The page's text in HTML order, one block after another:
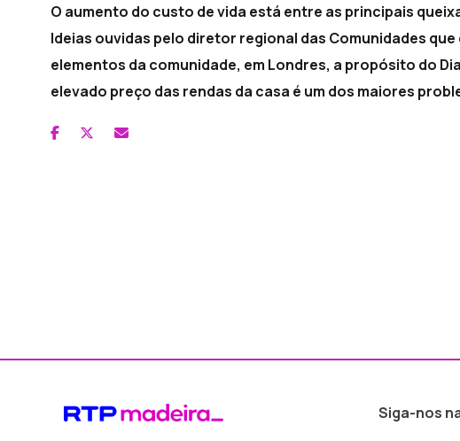
O aumento do custo de vida está entre as principais
Ideias ouvidas pelo diretor regional das Comunidades
elementos da comunidade, em Londres, a propósito do
elevado preço das rendas da casa é um dos maiores
Siga-nos